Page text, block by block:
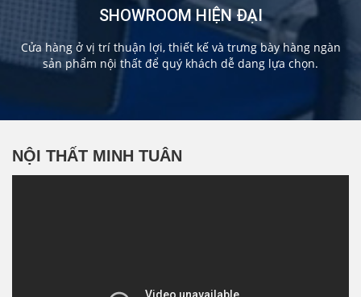
SHOWROOM HIỆN ĐẠI
Cửa hàng ở vị trí thuận lợi, thiết kế và trưng bày hàng ngàn
sản phẩm nội thất để quý khách dễ dang lựa chọn.
NỘI THẤT MINH TUÂN